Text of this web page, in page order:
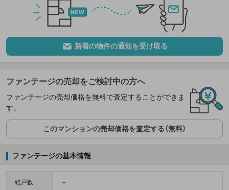
新着の物件の通知を受け取る
ファンテージの売却をご検討中の方へ
ファンテージの売却価格を無料で査定することができま
す。
このマンションの売却価格を査定する（無料）
ファンテージの基本情報
総戸数 －